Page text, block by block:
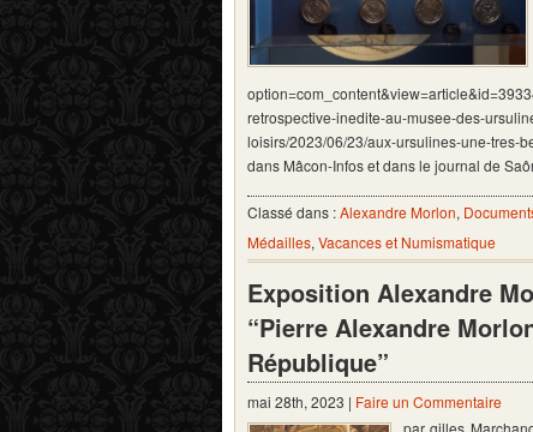
retrospective-inedite-au-musee-des-
loisirs/2023/06/23/aux-ursulines-une-tres-
dans Mâcon-Infos et dans le journal de
Classé dans :Alexandre Morlon,
Médailles, Vacances et Numismatique
Exposition Alexandre
“Pierre Alexandre
République”
mai 28th, 2023 | Faire un Commentaire
par gilles